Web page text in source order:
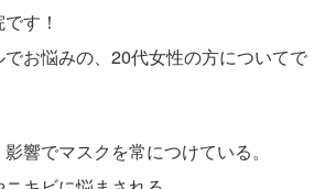
す！
お悩みの、20代女性の方についてで
響でマスクを常につけている。